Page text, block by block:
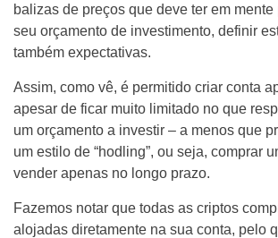
balizas de preços que deve ter em
seu orçamento de investimento, definir
também expectativas.
Assim, como vê, é permitido criar conta
apesar de ficar muito limitado no que
um orçamento a investir – a menos que
um estilo de “hodling”, ou seja, comprar
vender apenas no longo prazo.
Fazemos notar que todas as criptos
alojadas diretamente na sua conta, pelo